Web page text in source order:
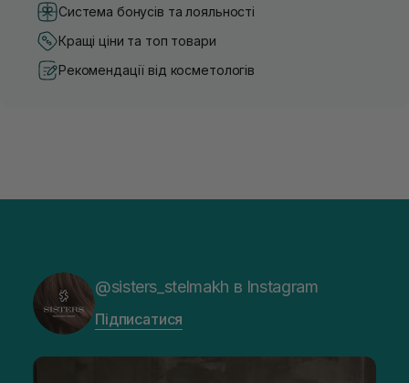
Система бонусів та лояльності
Кращі ціни та топ товари
Рекомендації від косметологів
@sisters_stelmakh в Instagram
Підписатися